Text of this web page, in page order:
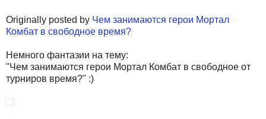
Originally posted by Чем занимаются герои Мортал
Комбат в свободное время?
Немного фантазии на тему:
"Чем занимаются герои Мортал Комбат в свободное от
турниров время?" :)